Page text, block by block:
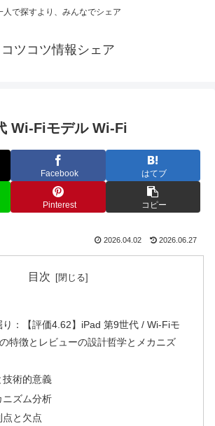
人で探すより、みんなでシェア
コツコツ情報シェア
Wi-Fiモデル Wi-Fi
Facebook はてブ
Pinterest コピー
2026.04.02 2026.06.27
目次
り：【評価4.62】iPad 第9世代 / Wi-Fiモ
特徴とレビューの設計哲学とメカニズ
技術的意義
ズム分析
と欠点